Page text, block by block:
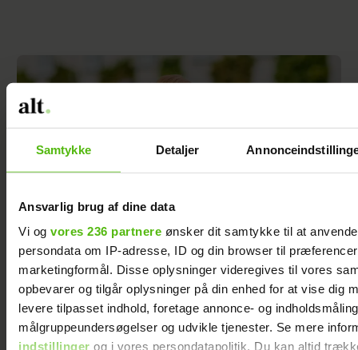
Samtykke Detaljer
Ansvarlig brug af dine data
Vi og vores 236 partnere ønsker dit samtykke til at
persondata om IP-adresse, ID og din browser til
marketingformål. Disse oplysninger videregives til vores
opbevarer og tilgår oplysninger på din enhed for at vise dig
levere tilpasset indhold, foretage annonce- og
målgruppeundersøgelser og udvikle tjenester. Se mere
indstillinger og i vores persondatapolitik. Du kan altid
Inger Støjberg har startet en tradition med sin
mor: ”Det giver et indblik i, hvorfor hun
tænker og handler, som hun gør”